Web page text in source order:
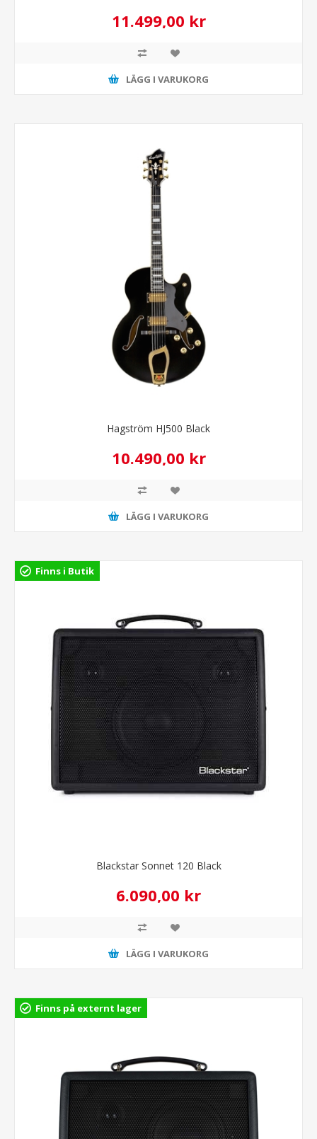
11.499,00 kr
LÄGG I VARUKORG
Hagström HJ500 Black
10.490,00 kr
LÄGG I VARUKORG
Finns i Butik
Blackstar Sonnet 120 Black
6.090,00 kr
LÄGG I VARUKORG
Finns på externt lager